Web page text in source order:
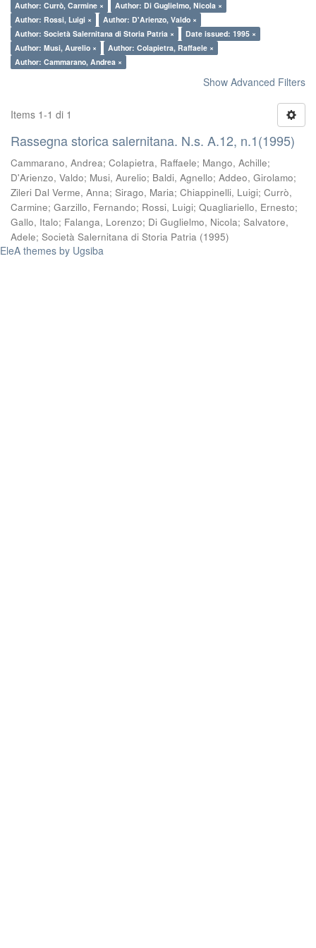
Author: Currò, Carmine ×
Author: Di Guglielmo, Nicola ×
Author: Rossi, Luigi ×
Author: D'Arienzo, Valdo ×
Author: Società Salernitana di Storia Patria ×
Date issued: 1995 ×
Author: Musi, Aurelio ×
Author: Colapietra, Raffaele ×
Author: Cammarano, Andrea ×
Show Advanced Filters
Items 1-1 di 1
Rassegna storica salernitana. N.s. A.12, n.1(1995)
Cammarano, Andrea; Colapietra, Raffaele; Mango, Achille;
D'Arienzo, Valdo; Musi, Aurelio; Baldi, Agnello; Addeo, Girolamo;
Zileri Dal Verme, Anna; Sirago, Maria; Chiappinelli, Luigi; Currò,
Carmine; Garzillo, Fernando; Rossi, Luigi; Quagliariello, Ernesto;
Gallo, Italo; Falanga, Lorenzo; Di Guglielmo, Nicola; Salvatore,
Adele; Società Salernitana di Storia Patria (1995)
EleA themes by Ugsiba